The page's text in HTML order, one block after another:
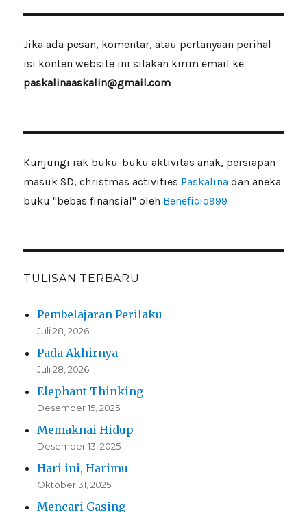
Jika ada pesan, komentar, atau pertanyaan perihal
isi konten website ini silakan kirim email ke
paskalinaaskalin@gmail.com
Kunjungi rak buku-buku aktivitas anak, persiapan
masuk SD, christmas activities Paskalinadan aneka
buku "bebas finansial" oleh Beneficio999
TULISAN TERBARU
Pembelajaran Perilaku
Juli 28, 2026
Pada Akhirnya
Juli 28, 2026
Elephant Thinking
Desember 15, 2025
Memaknai Hidup
Desember 13, 2025
Hari ini, Harimu
Oktober 31, 2025
Mencari Gasing